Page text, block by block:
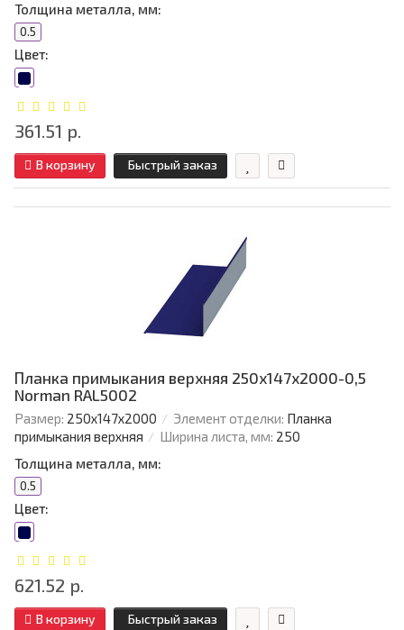
Толщина металла, мм:
0.5
Цвет:
361.51 р.
В корзину Быстрый заказ
Планка примыкания верхняя 250х147х2000-0,5
Norman RAL5002
Размер: 250х147х2000 Элемент отделки: Планка
примыкания верхняя
Ширина листа, мм: 250
Толщина металла, мм:
0.5
Цвет:
621.52 р.
В корзину Быстрый заказ